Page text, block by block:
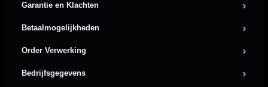
Garantie en Klachten
Betaalmogelijkheden
Order Verwerking
Bedrijfsgegevens